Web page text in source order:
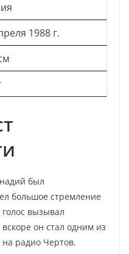
1988 г.
был
большое стремление
вызывал
он стал одним из
радио Чертов.